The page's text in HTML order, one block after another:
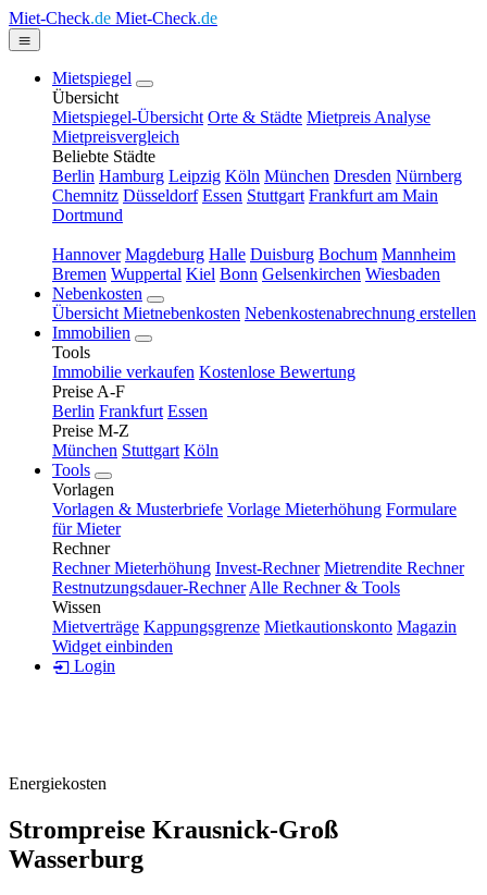
Miet-Check.de Miet-Check.de
Mietspiegel
Übersicht
Mietspiegel-Übersicht Orte & Städte Mietpreis Analyse
Mietpreisvergleich
Beliebte Städte
Berlin Hamburg Leipzig Köln München Dresden Nürnberg
Chemnitz Düsseldorf Essen Stuttgart Frankfurt am Main
Dortmund
Hannover Magdeburg Halle Duisburg Bochum Mannheim
Bremen Wuppertal Kiel Bonn Gelsenkirchen Wiesbaden
Nebenkosten
Übersicht Mietnebenkosten Nebenkostenabrechnung erstellen
Immobilien
Tools
Immobilie verkaufen Kostenlose Bewertung
Preise A-F
Berlin Frankfurt Essen
Preise M-Z
München Stuttgart Köln
Tools
Vorlagen
Vorlagen & Musterbriefe Vorlage Mieterhöhung Formulare
für Mieter
Rechner
Rechner Mieterhöhung Invest-Rechner Mietrendite Rechner
Restnutzungsdauer-Rechner Alle Rechner & Tools
Wissen
Mietverträge Kappungsgrenze Mietkautionskonto Magazin
Widget einbinden
Login
Energiekosten
Strompreise Krausnick-Groß
Wasserburg